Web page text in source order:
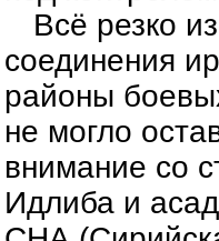
Всё резко
соединения
районы
не могло
внимание со
Идлиба и